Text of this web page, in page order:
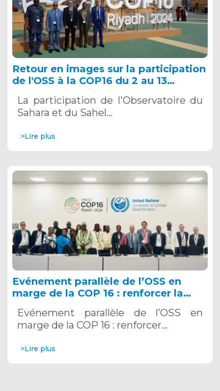
Retour en images sur la participation
de l'OSS à la COP16 du 2 au 13
Saoudite
La participation de l'Observatoire du
Sahara et du Sahel…
>Lire plus
Evénement parallèle de l’OSS en
marge de la COP 16 : renforcer la
Systèmes d’Alerte Précoce
Multirisques. 12 décembre 2024
Evénement parallèle de l’OSS en
marge de la COP 16 : renforcer…
>Lire plus